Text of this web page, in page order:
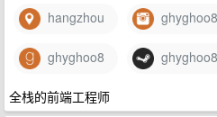
hangzhou ghyghoo8
ghyghoo8 ghyghoo8
全栈的前端工程师